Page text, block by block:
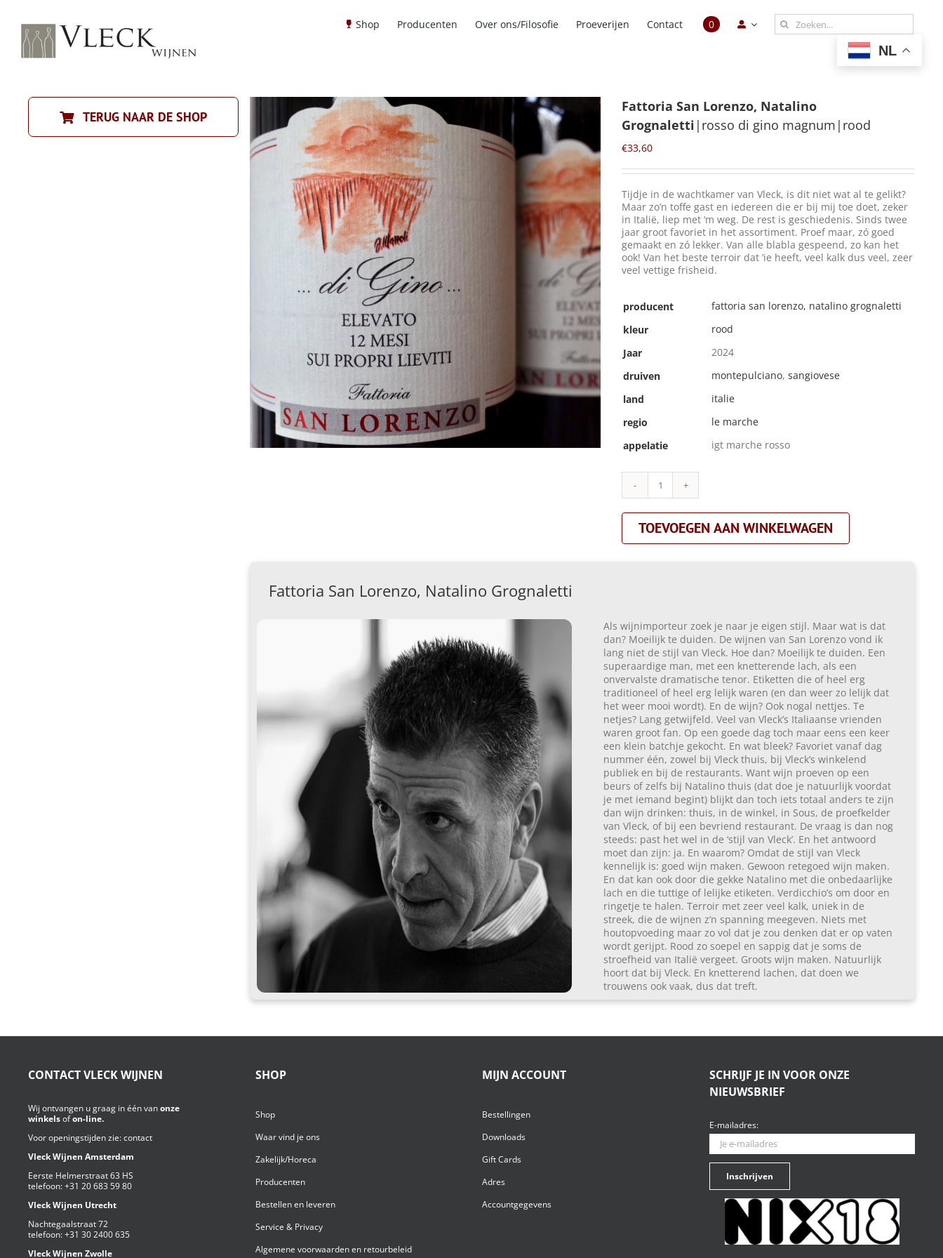
inhoud
Shop Producenten Over ons/Filosofie Proeverijen Contact 0
Zoeken
naar:
NL
Fattoria San Lorenzo, Natalino
Grognaletti |rosso di gino magnum|rood
€33,60
Tijdje in de wachtkamer van Vleck, is dit niet wat al te gelikt?
Maar zo’n toffe gast en iedereen die er bij mij toe doet, zeker
in Italië, liep met ‘m weg. De rest is geschiedenis. Sinds twee
jaar groot favoriet in het assortiment. Proef maar, zó goed
gemaakt en zó lekker. Van alle blabla gespeend, zo kan het
ook! Van het beste terroir dat ‘ie heeft, veel kalk dus veel, zeer
veel vettige frisheid.
producent
fattoria san lorenzo, natalino grognaletti
kleur
rood
Jaar
2024
druiven
montepulciano, sangiovese
land
italie
regio
le marche
appelatie
igt marche rosso
Fattoria
San
Lorenzo,
Natalino
Grognaletti|rosso
TOEVOEGEN AAN WINKELWAGEN
Fattoria San Lorenzo, Natalino Grognaletti
Als wijnimporteur zoek je naar je eigen stijl. Maar wat is dat
dan? Moeilijk te duiden. De wijnen van San Lorenzo vond ik
lang niet de stijl van Vleck. Hoe dan? Moeilijk te duiden. Een
superaardige man, met een knetterende lach, als een
onvervalste dramatische tenor. Etiketten die of heel erg
traditioneel of heel erg lelijk waren (en dan weer zo lelijk dat
het weer mooi wordt). En de wijn? Ook nogal nettjes. Te
netjes? Lang getwijfeld. Veel van Vleck’s Italiaanse vrienden
waren groot fan. Op een goede dag toch maar eens een keer
een klein batchje gekocht. En wat bleek? Favoriet vanaf dag
nummer één, zowel bij Vleck thuis, bij Vleck’s winkelend
publiek en bij de restaurants. Want wijn proeven op een
beurs of zelfs bij Natalino thuis (dat doe je natuurlijk voordat
je met iemand begint) blijkt dan toch iets totaal anders te zijn
dan wijn drinken: thuis, in de winkel, in Sous, de proefkelder
van Vleck, of bij een bevriend restaurant. De vraag is dan nog
steeds: past het wel in de ‘stijl van Vleck’. En het antwoord
moet dan zijn: ja. En waarom? Omdat de stijl van Vleck
kennelijk is: goed wijn maken. Gewoon retegoed wijn maken.
En dat kan ook door die gekke Natalino met die onbedaarlijke
lach en die tuttige of lelijke etiketen. Verdicchio’s om door en
ringetje te halen. Terroir met zeer veel kalk, uniek in de
streek, die de wijnen z’n spanning meegeven. Niets met
houtopvoeding maar zo vol dat je zou denken dat er op vaten
wordt gerijpt. Rood zo soepel en sappig dat je soms de
stroefheid van Italië vergeet. Groots wijn maken. Natuurlijk
hoort dat bij Vleck. En knetterend lachen, dat doen we
trouwens ook vaak, dus dat treft.
TERUG NAAR DE SHOP
CONTACT VLECK WIJNEN
Wij ontvangen u graag in één vanonze
winkelsofon-line.
Voor openingstijden zie:contact
Vleck Wijnen Amsterdam
Eerste Helmerstraat 63 HS
telefoon:+31 20 683 59 80
Vleck Wijnen Utrecht
Nachtegaalstraat 72
telefoon:+31 30 2400 635
Vleck Wijnen Zwolle
SHOP
Shop
Waar vind je ons
Zakelijk/Horeca
Producenten
Bestellen en leveren
Service & Privacy
Algemene voorwaarden en retourbeleid
MIJN ACCOUNT
Bestellingen
Downloads
Gift Cards
Adres
Accountgegevens
SCHRIJF JE IN VOOR ONZE
NIEUWSBRIEF
E-mailadres: